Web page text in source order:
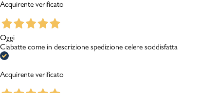
Acquirente verificato
Oggi
Ciabatte come in descrizione spedizione celere soddisfatta
Acquirente verificato